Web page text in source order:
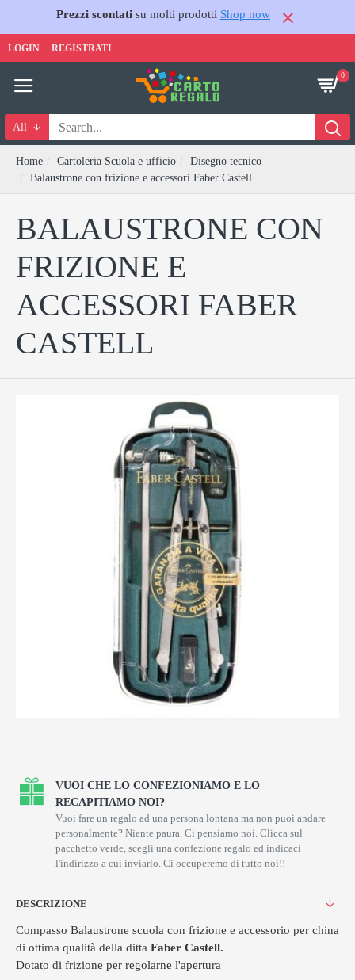
Prezzi scontati su molti prodotti Shop now
LOGIN REGISTRATI
0
All
Home Cartoleria Scuola e ufficio
Disegno tecnico
Balaustrone con frizione e accessori Faber Castell
BALAUSTRONE CON
FRIZIONE E
ACCESSORI FABER
CASTELL
VUOI CHE LO CONFEZIONIAMO E LO
RECAPITIAMO NOI?
Vuoi fare un regalo ad una persona lontana ma non puoi andare
personalmente? Niente paura. Ci pensiamo noi. Clicca sul
pacchetto verde, scegli una confezione regalo ed indicaci
l'indirizzo a cui inviarlo. Ci occuperemo di tutto noi!!
DESCRIZIONE
Compasso Balaustrone scuola con frizione e accessorio per china
di ottima qualità della ditta Faber Castell.
Dotato di frizione per regolarne l'apertura